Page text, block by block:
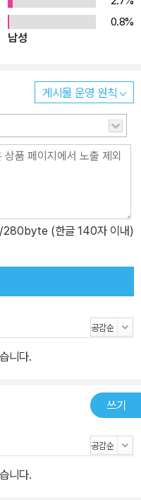
0.8%
남성
게시물 운영 원칙
/280byte (한글 140자 이내)
니다.
쓰기
니다.